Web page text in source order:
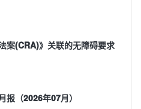
案(CRA)》关联的无障碍要求
报（2026年07月）